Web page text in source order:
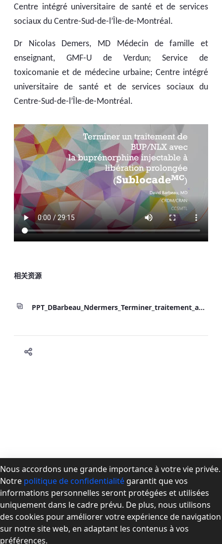
Centre intégré universitaire de santé et de services
sociaux du Centre-Sud-de-l’Île-de-Montréal.
Dr Nicolas Demers, MD Médecin de famille et
enseignant, GMF-U de Verdun; Service de
toxicomanie et de médecine urbaine; Centre intégré
universitaire de santé et de services sociaux du
Centre-Sud-de-l’Île-de-Montréal.
相关资源
PPT_DBarbeau_Ndermers_Terminer_traitement_ave.pdf
À propos de la CPMD
Devenir membre
Se connecter
Nous joindre
Nous accordons une grande importance à votre vie privée.
Notre politique de confidentialité garantit que vos
informations personnelles seront protégées et utilisées
uniquement dans le cadre prévu. De plus, nous utilisons
des cookies pour améliorer votre expérience de navigation
sur notre site web, en adaptant les contenus à vos
préférences.